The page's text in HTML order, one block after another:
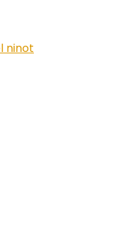
ninot